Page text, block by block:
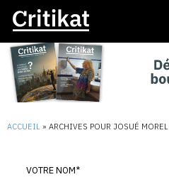
ACCUEIL » ARCHIVES POUR JOSUÉ MOREL
VOTRE NOM*